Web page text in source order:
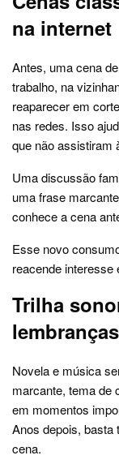
na internet
Antes, uma cena
trabalho, na
reaparecer em
nas redes. Isso
que não assistiram
Uma discussão
uma frase
conhece a cena
Esse novo
reacende interesse
Trilha
lembranças
Novela e música
marcante, tema de
em momentos
Anos depois, basta
cena.